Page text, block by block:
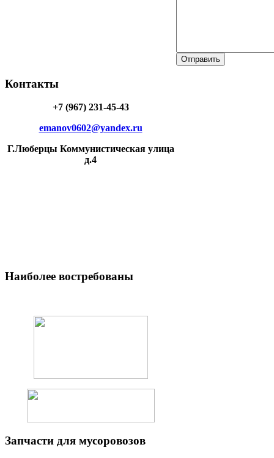
Контакты
+7 (967) 231-45-43
emanov0602@yandex.ru
Г.Люберцы Коммунистическая улица
д.4
Наиболее востребованы
Запчасти для мусоровозов